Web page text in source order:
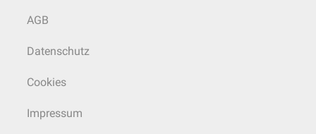
AGB
Datenschutz
Cookies
Impressum